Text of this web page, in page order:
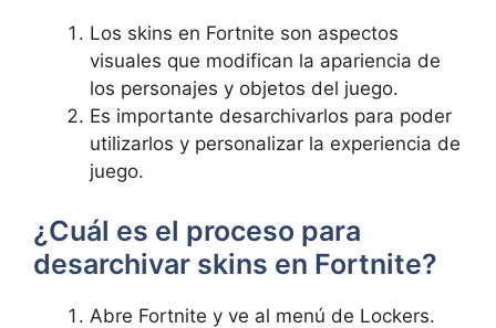
Los skins en Fortnite son aspectos
visuales que modifican la apariencia de
los personajes y objetos del juego.
Es importante desarchivarlos para poder
utilizarlos y personalizar la experiencia de
juego.
¿Cuál es el proceso para
desarchivar skins en Fortnite?
Abre Fortnite y ve al menú de Lockers.